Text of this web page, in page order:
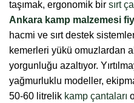
taşımak, ergonomik bir sırt
Ankara kamp malzemesi
hacmi ve sırt destek
kemerleri yükü omuzlardan
yorgunluğu azaltıyor.
yağmurluklu modeller,
50-60 litrelik kamp çantaları